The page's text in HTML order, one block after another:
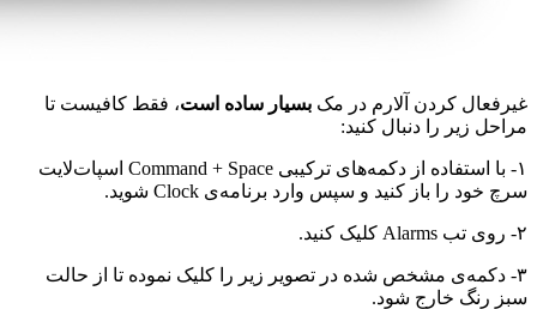
غیرفعال کردن آلارم در مک بسیار ساده است، فقط کافیست تا
مراحل زیر را دنبال کنید:
۱- با استفاده از دکمه‌های ترکیبی Command + Space اسپات‌لایت
سرچ خود را باز کنید و سپس وارد برنامه‌ی Clock شوید.
۲- روی تب Alarms کلیک کنید.
۳- دکمه‌ی مشخص شده در تصویر زیر را کلیک نموده تا از حالت
سبز رنگ خارج شود.